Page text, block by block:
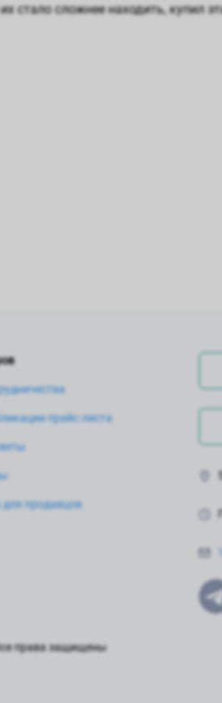
стало сложнее находить, купил
прайс-листа
для продавцов
права защищены